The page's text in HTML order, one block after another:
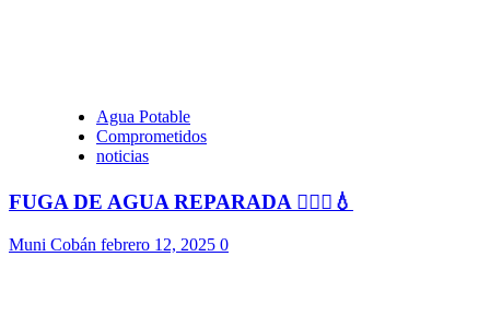
Agua Potable
Comprometidos
noticias
FUGA DE AGUA REPARADA 👷🏻‍♂️💧
Muni Cobán febrero 12, 2025 0